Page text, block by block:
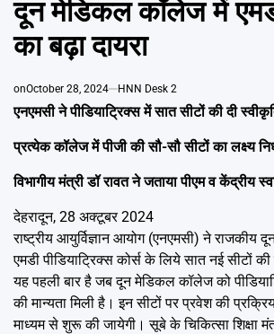
दून मेडिकल कॉलेज में
का बढ़ा दायरा
onOctober 28, 2024 HNN Desk 2
एनएमसी ने पीडियाट्रिक्स में सात सीटों की दी
प्रत्येक कॉलेज में पीजी की सौ-सौ सीटों का लक्ष्य
विभागीय मंत्री डॉ रावत ने जताया पीएम व केंद्रीय
देहरादून, 28 अक्टूबर 2024
राष्ट्रीय आयुर्विज्ञान आयोग (एनएमसी) ने
एमडी पीडियाट्रिक्स कोर्स के लिये सात नई सीटों
यह पहली बार है जब दून मेडिकल कॉलेज को
की मान्यता मिली है। इन सीटों पर प्रवेश की
माध्यम से शुरू की जायेगी। सूबे के चिकित्सा शिक्षा